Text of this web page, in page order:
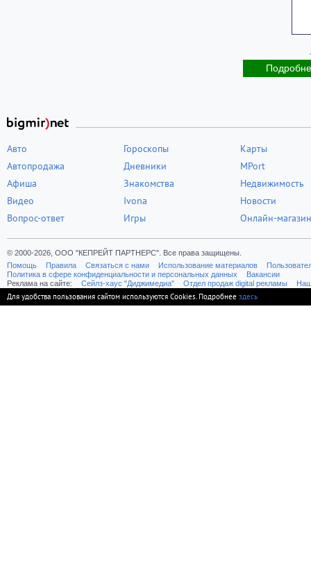
Авто
Автопродажа
Афиша
Видео
Вопрос-ответ
Гороскопы
Дневники
Знакомства
Ivona
Игры
Карты
MPort
Недвижимость
Новости
Онлайн-магазин
© 2000-2026, ООО "КЕПРЕЙТ ПАРТНЕРС". Все права защищены.
Помощь
Правила Связаться с нами Использование материалов
Политика в сфере конфиденциальности и персональных данных
Вакансии
Реклама на сайте:
Cейлз-хаус "Диджимедиа" Отдел продаж digital рекламы
Для удобства пользования сайтом используются Cookies. Подробнее здесь